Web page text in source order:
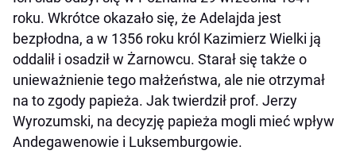
roku. Wkrótce okazało się, że Adelajda jest
bezpłodna, a w 1356 roku król Kazimierz Wielki ją
oddalił i osadził w Żarnowcu. Starał się także o
unieważnienie tego małżeństwa, ale nie otrzymał
na to zgody papieża. Jak twierdził prof. Jerzy
Wyrozumski, na decyzję papieża mogli mieć wpływ
Andegawenowie i Luksemburgowie.